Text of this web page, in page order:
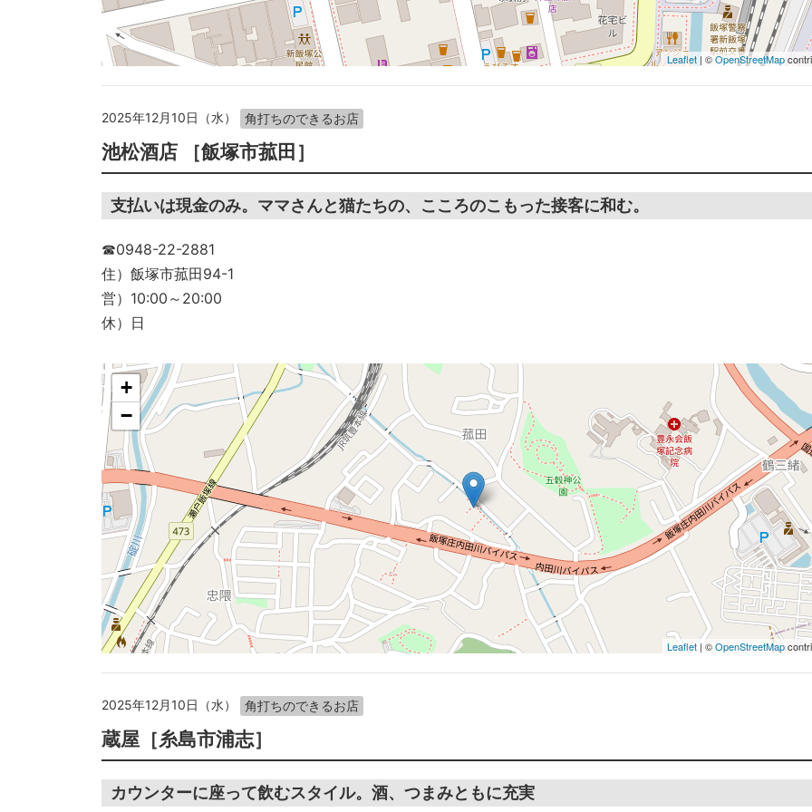
Leaflet | ©OpenStreetMap
2025年12月10日（水） 角打ちのできるお店
池松酒店 ［飯塚市菰田］
支払いは現金のみ。ママさんと猫たちの、こころのこもった接客に和む。
☎0948-22-2881
住）飯塚市菰田94-1
営）10:00～20:00
休）日
+
−
Leaflet | ©OpenStreetMap
2025年12月10日（水） 角打ちのできるお店
蔵屋［糸島市浦志］
カウンターに座って飲むスタイル。酒、つまみともに充実